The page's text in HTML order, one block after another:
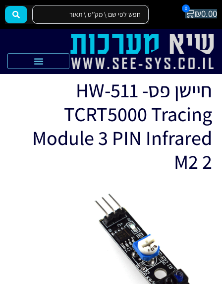
₪0.00
0
חיישן פס- HW-511
TCRT5000 Tracing
Module 3 PIN Infrared
M2 2